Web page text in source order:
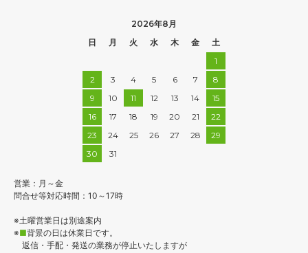
2026年8月
日
月 火 水 木 金
土
1
2
3 4 5 6 7
8
9
10 11 12 13 14
15
16
17 18 19 20 21
22
23
24 25 26 27 28
29
30
31
営業：月～金
問合せ等対応時間：10～17時
※土曜営業日は別途案内
※■背景の日は休業日です。
返信・手配・発送の業務が停止いたしますが